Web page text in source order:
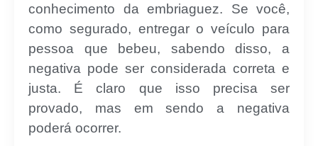
conhecimento da embriaguez. Se você,
como segurado, entregar o veículo para
pessoa que bebeu, sabendo disso, a
negativa pode ser considerada correta e
justa. É claro que isso precisa ser
provado, mas em sendo a negativa
poderá ocorrer.